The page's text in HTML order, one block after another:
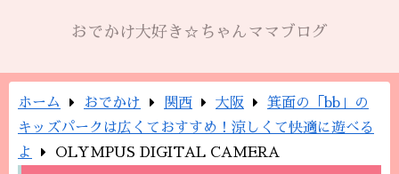
おでかけ大好き☆ちゃんママブログ
ホーム おでかけ 関西 大阪
箕面の「bb」の
キッズパークは広くておすすめ！涼しくて快適に遊べる
よ
OLYMPUS DIGITAL CAMERA